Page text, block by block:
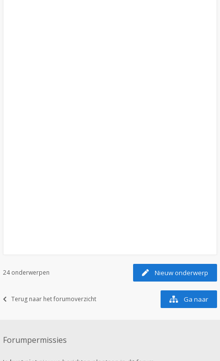
Nieuw onderwerp
24 onderwerpen
Terug naar het forumoverzicht Ga naar
Forumpermissies